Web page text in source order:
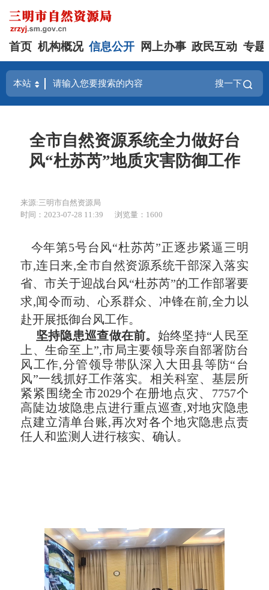
首页 机构概况 信息公开 网上办事 政民互动 专题
搜一下
全市自然资源系统全力做好台
风“杜苏芮”地质灾害防御工作
来源:三明市自然资源局
时间：2023-07-28 11:39
浏览量：1600
今年第5号台风“杜苏芮”正逐步紧逼三明
市,连日来,全市自然资源系统干部深入落实
省、市关于迎战台风“杜苏芮”的工作部署要
求,闻令而动、心系群众、冲锋在前,全力以
赴开展抵御台风工作。
坚持隐患巡查做在前。 始终坚持“人民至
上、生命至上”,市局主要领导亲自部署防台
风工作,分管领导带队深入大田县等防“台
风”一线抓好工作落实。相关科室、基层所
紧紧围绕全市2029个在册地点灾、7757个
高陡边坡隐患点进行重点巡查,对地灾隐患
点建立清单台账,再次对各个地灾隐患点责
任人和监测人进行核实、确认。